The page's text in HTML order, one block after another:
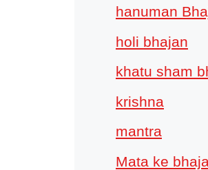
hanuman
holi bhajan
khatu sham
krishna
mantra
Mata ke